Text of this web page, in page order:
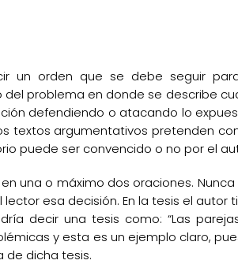
un orden que se debe seguir
problema en donde se describe
defendiendo o atacando lo
textos argumentativos pretenden
puede ser convencido o no por el
una o máximo dos oraciones.
esa decisión. En la tesis el
decir una tesis como: “Las
y esta es un ejemplo claro,
de dicha tesis.